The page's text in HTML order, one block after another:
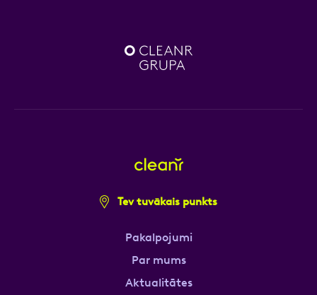
Tev tuvākais punkts
Pakalpojumi
Par mums
Aktualitātes